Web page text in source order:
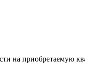
на приобретаемую